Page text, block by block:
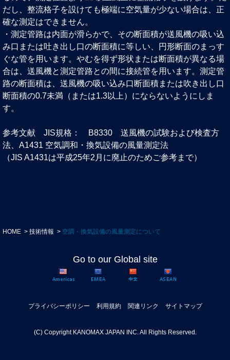
だし、整流格子を設けても極端に空気量が少ない場合は、正
確な測定はできません。
・測定管路は内面が滑らかで、その断面積が送風機の吸い込
み口または吐き出し口の断面積に等しい、円形断面のまっす
ぐな管を用います。やむを得ず形状または断面積が異なる場
合は、送風機と測定管路との間に接続管を用います。測定管
路の断面積は、送風機の吸い込み口断面積または吹き出し口
断面積の0.7未満（または1.3以上）にならないようにしま
す。
参考文献 JIS規格： B8330 送風機の試験および検査方
法、A1431 空気調和・換気設備の風量測定法
（JIS A1431は平成25年2月に廃止のためご参考まで）
HOME 技術情報 空調・換気設備の風量測定について
Go to our Global site
プライバシーポリシー 利用規約 関連リンク サイトマップ
(C) Copyright KANOMAX JAPAN INC. All Rights Reserved.